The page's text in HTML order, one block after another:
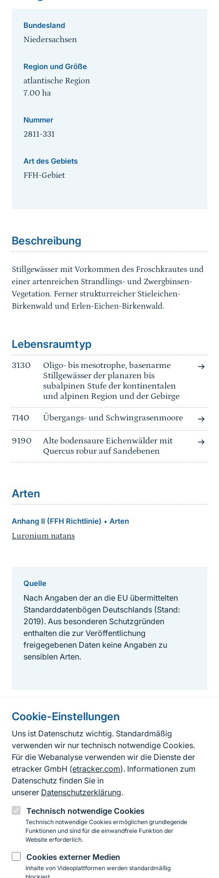
Cookie-Einstellungen
Uns ist Datenschutz wichtig. Standardmäßig
verwenden wir nur technisch notwendige Cookies.
Für die Webanalyse verwenden wir die Dienste der
etracker GmbH (etracker.com). Informationen zum
Datenschutz finden Sie in
unserer Datenschutzerklärung.
Technisch notwendige Cookies
Technisch notwendige Cookies ermöglichen grundlegende
Funktionen und sind für die einwandfreie Funktion der
Website erforderlich.
Cookies externer Medien
Inhalte von Videoplattformen werden standardmäßig
Bundesland
Niedersachsen
Region und Größe
atlantische Region
7.00 ha
Nummer
2811-331
Art des Gebiets
FFH-Gebiet
Beschreibung
Stillgewässer mit Vorkommen des Froschkrautes und
einer artenreichen Strandlings- und Zwergbinsen-
Vegetation. Ferner strukturreicher Stieleichen-
Birkenwald und Erlen-Eichen-Birkenwald.
Lebensraumtyp
3130
Oligo- bis mesotrophe, basenarme
Stillgewässer der planaren bis
subalpinen Stufe der kontinentalen
und alpinen Region und der Gebirge
7140 Übergangs- und Schwingrasenmoore
9190
Alte bodensaure Eichenwälder mit
Quercus robur auf Sandebenen
Arten
Anhang II (FFH Richtlinie) • Arten
Luronium natans
Quelle
Nach Angaben der an die EU übermittelten
Standarddatenbögen Deutschlands (Stand:
2019). Aus besonderen Schutzgründen
enthalten die zur Veröffentlichung
freigegebenen Daten keine Angaben zu
sensiblen Arten.
Informationen zur Seite
FußzeileKontakt zum BfN
Kontaktformular
Erklärung zur Barrierefreiheit
Impressum
Datenschutz
InstagramFacebookYouTubeLinkedIn